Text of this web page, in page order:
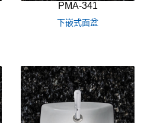
PMA-341
下嵌式面盆